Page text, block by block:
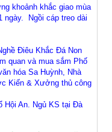
khoảnh khắc giao mùa
ngày. Ngồi cáp treo dài
Điêu Khắc Đá Non
quan và mua sắm Phố
hóa Sa Huỳnh, Nhà
Kiến & Xưởng thủ công
Hội An. Ngủ KS tại Đà